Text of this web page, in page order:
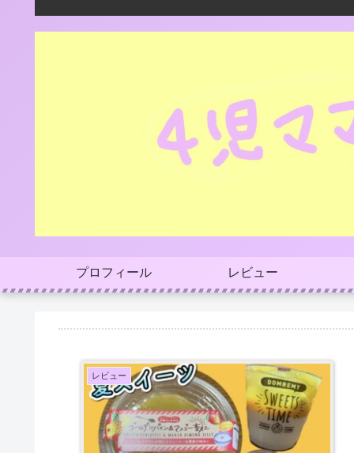
プロフィール レビュー
レビュー